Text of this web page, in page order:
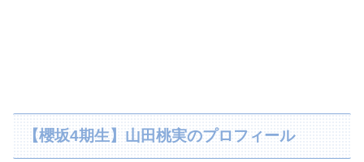
【櫻坂4期生】山田桃実のプロフィール